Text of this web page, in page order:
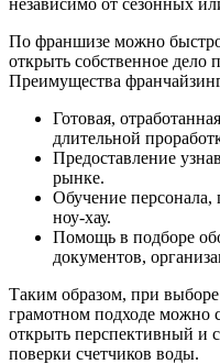
По франшизе можно
открыть собственное дело
Преимущества
Готовая,
длительной
Предоставление
рынке.
Обучение персонала,
ноу-хау.
Помощь в подборе
документов,
Таким образом, при
грамотном подходе можно
открыть перспективный и
поверки счетчиков воды.